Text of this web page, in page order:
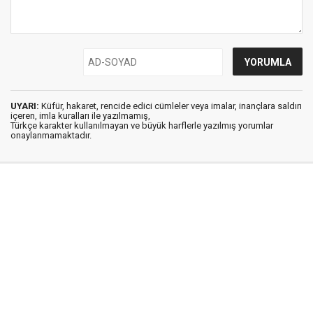
UYARI: Küfür, hakaret, rencide edici cümleler veya imalar, inançlara saldırı
içeren, imla kuralları ile yazılmamış,
Türkçe karakter kullanılmayan ve büyük harflerle yazılmış yorumlar
onaylanmamaktadır.